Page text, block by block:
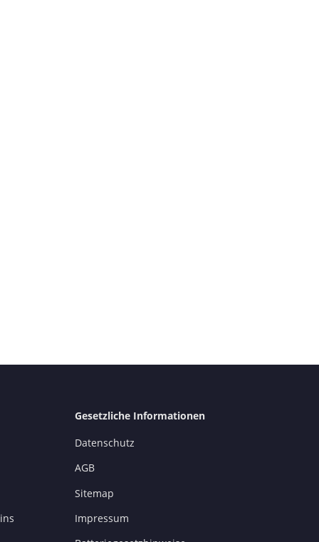
Gesetzliche Informationen
Datenschutz
AGB
Sitemap
Impressum